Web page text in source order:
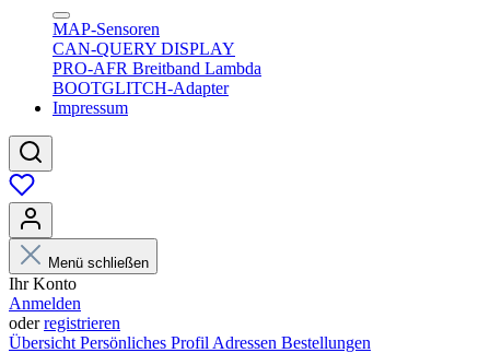
MAP-Sensoren
CAN-QUERY DISPLAY
PRO-AFR Breitband Lambda
BOOTGLITCH-Adapter
Impressum
Menü schließen
Ihr Konto
Anmelden
oderregistrieren
Übersicht Persönliches Profil Adressen Bestellungen